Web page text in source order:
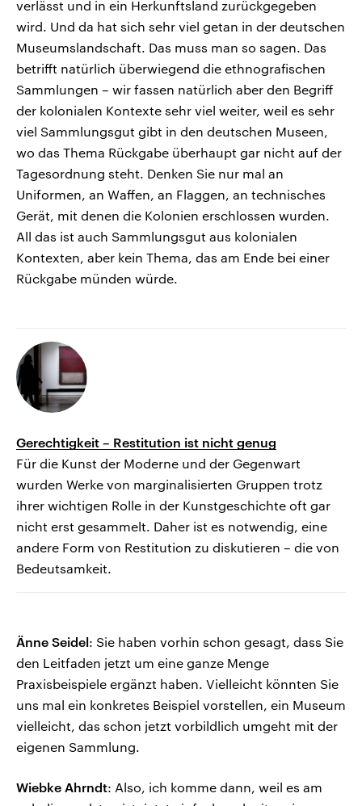
verlässt und in ein Herkunftsland zurückgegeben
wird. Und da hat sich sehr viel getan in der deutschen
Museumslandschaft. Das muss man so sagen. Das
betrifft natürlich überwiegend die ethnografischen
Sammlungen – wir fassen natürlich aber den Begriff
der kolonialen Kontexte sehr viel weiter, weil es sehr
viel Sammlungsgut gibt in den deutschen Museen,
wo das Thema Rückgabe überhaupt gar nicht auf der
Tagesordnung steht. Denken Sie nur mal an
Uniformen, an Waffen, an Flaggen, an technisches
Gerät, mit denen die Kolonien erschlossen wurden.
All das ist auch Sammlungsgut aus kolonialen
Kontexten, aber kein Thema, das am Ende bei einer
Rückgabe münden würde.
Gerechtigkeit – Restitution ist nicht genug
Für die Kunst der Moderne und der Gegenwart
wurden Werke von marginalisierten Gruppen trotz
ihrer wichtigen Rolle in der Kunstgeschichte oft gar
nicht erst gesammelt. Daher ist es notwendig, eine
andere Form von Restitution zu diskutieren – die von
Bedeutsamkeit.
Änne Seidel: Sie haben vorhin schon gesagt, dass Sie
den Leitfaden jetzt um eine ganze Menge
Praxisbeispiele ergänzt haben. Vielleicht könnten Sie
uns mal ein konkretes Beispiel vorstellen, ein Museum
vielleicht, das schon jetzt vorbildlich umgeht mit der
eigenen Sammlung.
Wiebke Ahrndt: Also, ich komme dann, weil es am